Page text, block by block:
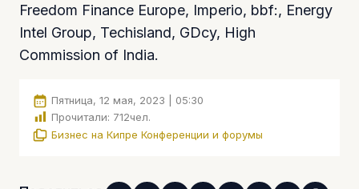
Freedom Finance Europe, Imperio, bbf:, Energy
Intel Group, Techisland, GDcy, High
Commission of India.
Пятница, 12 мая, 2023 | 05:30
Прочитали: 712чел.
Бизнес на Кипре Конференции и форумы